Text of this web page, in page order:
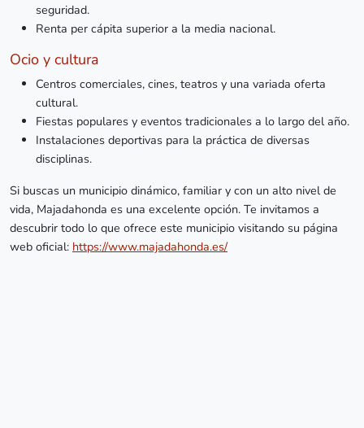
seguridad.
Renta per cápita superior a la media nacional.
Ocio y cultura
Centros comerciales, cines, teatros y una variada oferta
cultural.
Fiestas populares y eventos tradicionales a lo largo del año.
Instalaciones deportivas para la práctica de diversas
disciplinas.
Si buscas un municipio dinámico, familiar y con un alto nivel de
vida, Majadahonda es una excelente opción. Te invitamos a
descubrir todo lo que ofrece este municipio visitando su página
web oficial: https://www.majadahonda.es/